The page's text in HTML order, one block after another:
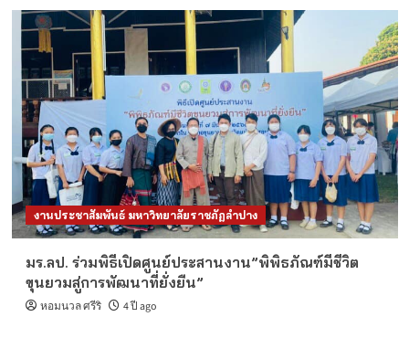
งานประชาสัมพันธ์ มหาวิทยาลัยราชภัฏลำปาง
มร.ลป. ร่วมพิธีเปิดศูนย์ประสานงาน”พิพิธภัณฑ์มีชีวิต
ขุนยวมสู่การพัฒนาที่ยั่งยืน”
หอมนวล ศรีริ 4 ปี ago